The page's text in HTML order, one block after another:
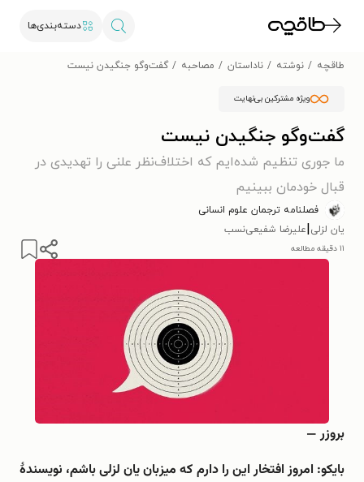
دسته‌بندی‌ها
طاقچه نوشته ناداستان مصاحبه گفت‌و‌گو جنگیدن نیست
ویژه مشترکین بی‌نهایت
گفت‌و‌گو جنگیدن نیست
ما جوری تنظیم شده‌ایم که اختلاف‌نظر علنی را تهدیدی در
قبال خودمان ببینیم
فصلنامه ترجمان علوم انسانی
یان لزلی علیرضا شفیعی‌نسب
۱۱ دقیقه مطالعه
بروزر ‌—
بایکو: امروز افتخار این را دارم که میزبان یان لزلی باشم، نویسندۀ